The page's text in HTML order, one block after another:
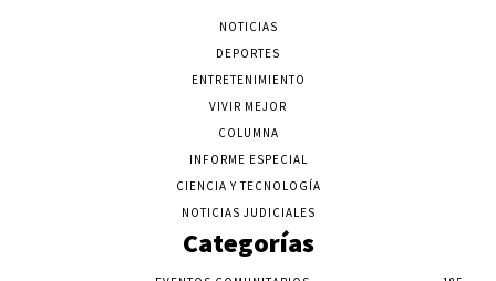
NOTICIAS
DEPORTES
ENTRETENIMIENTO
VIVIR MEJOR
COLUMNA
INFORME ESPECIAL
CIENCIA Y TECNOLOGÍA
NOTICIAS JUDICIALES
Categorías